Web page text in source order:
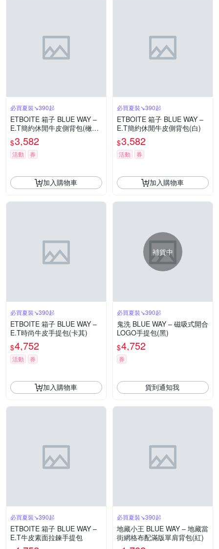
必買夏裝↘390起
ETBOITE 箱子 BLUE WAY –
E.T簡約休閒牛皮側背包(橄欖
棕)
$3,582
活動 券
加入購物車
必買夏裝↘390起
ETBOITE 箱子 BLUE WAY –
E.T簡約休閒牛皮側背包(白)
$3,582
活動 券
加入購物車
必買夏裝↘390起
ETBOITE 箱子 BLUE WAY –
E.T時尚牛皮手提包(卡其)
$4,752
活動 券
加入購物車
補貨中
必買夏裝↘390起
鬼洗 BLUE WAY – 磁吸式開合
LOGO手提包(黑)
$4,752
券
貨到通知我
必買夏裝↘390起
ETBOITE 箱子 BLUE WAY –
E.T牛皮素面拉鍊手提包
必買夏裝↘390起
地藏小王 BLUE WAY – 地藏當
街網格布配滿版單肩背包(紅)